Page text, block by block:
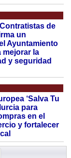
de
un
Ayuntamiento
mejorar la
y seguridad
‘Salva Tu
para
en el
y fortalecer